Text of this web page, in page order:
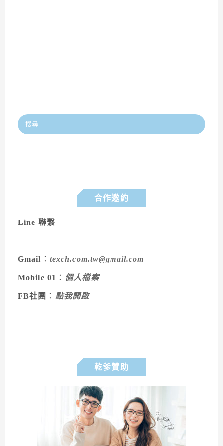
合作邀約
Line 聯繫
Gmail ： texch.com.tw@gmail.com
Mobile 01 ： 個人檔案
FB社團 ： 點我開啟
乾爹贊助